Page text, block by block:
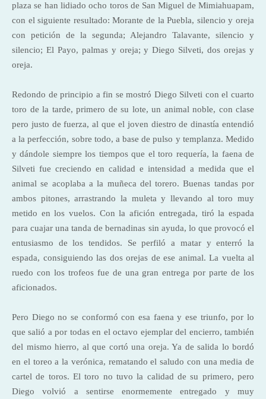
plaza se han lidiado ocho toros de San Miguel de Mimiahuapam,
con el siguiente resultado: Morante de la Puebla, silencio y oreja
con petición de la segunda; Alejandro Talavante, silencio y
silencio; El Payo, palmas y oreja; y Diego Silveti, dos orejas y
oreja.
Redondo de principio a fin se mostró Diego Silveti con el cuarto
toro de la tarde, primero de su lote, un animal noble, con clase
pero justo de fuerza, al que el joven diestro de dinastía entendió
a la perfección, sobre todo, a base de pulso y templanza. Medido
y dándole siempre los tiempos que el toro requería, la faena de
Silveti fue creciendo en calidad e intensidad a medida que el
animal se acoplaba a la muñeca del torero. Buenas tandas por
ambos pitones, arrastrando la muleta y llevando al toro muy
metido en los vuelos. Con la afición entregada, tiró la espada
para cuajar una tanda de bernadinas sin ayuda, lo que provocó el
entusiasmo de los tendidos. Se perfiló a matar y enterró la
espada, consiguiendo las dos orejas de ese animal. La vuelta al
ruedo con los trofeos fue de una gran entrega por parte de los
aficionados.
Pero Diego no se conformó con esa faena y ese triunfo, por lo
que salió a por todas en el octavo ejemplar del encierro, también
del mismo hierro, al que cortó una oreja. Ya de salida lo bordó
en el toreo a la verónica, rematando el saludo con una media de
cartel de toros. El toro no tuvo la calidad de su primero, pero
Diego volvió a sentirse enormemente entregado y muy